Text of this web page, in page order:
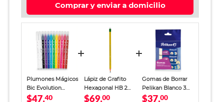
Comprar y enviar a domicilio
Plumones Mágicos
Bic Evolution
Borrables Lavables
$47.40
Lápiz de Grafito
Hexagonal HB 2
Bic Evolution
$69.00
Gomas de Borrar
Pelikan Blanco 3
piezas
$37.00